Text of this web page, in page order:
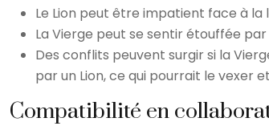
Le Lion peut être impatient face à la
La Vierge peut se sentir étouffée
Des conflits peuvent surgir si la
par un Lion, ce qui pourrait le vexer
Compatibilité en